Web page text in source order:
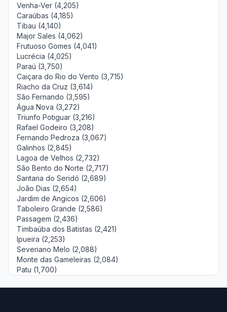
Venha-Ver (4,205)
Caraúbas (4,185)
Tibau (4,140)
Major Sales (4,062)
Frutuoso Gomes (4,041)
Lucrécia (4,025)
Paraú (3,750)
Caiçara do Rio do Vento (3,715)
Riacho da Cruz (3,614)
São Fernando (3,595)
Água Nova (3,272)
Triunfo Potiguar (3,216)
Rafael Godeiro (3,208)
Fernando Pedroza (3,067)
Galinhos (2,845)
Lagoa de Velhos (2,732)
São Bento do Norte (2,717)
Santana do Seridó (2,689)
João Dias (2,654)
Jardim de Angicos (2,606)
Taboleiro Grande (2,586)
Passagem (2,436)
Timbaúba dos Batistas (2,421)
Ipueira (2,253)
Severiano Melo (2,088)
Monte das Gameleiras (2,084)
Patu (1,700)